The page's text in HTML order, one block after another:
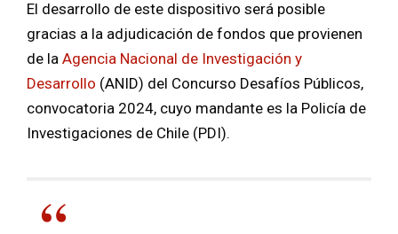
El desarrollo de este dispositivo será posible
gracias a la adjudicación de fondos que provienen
de la Agencia Nacional de Investigación y
Desarrollo (ANID) del Concurso Desafíos Públicos,
convocatoria 2024, cuyo mandante es la Policía de
Investigaciones de Chile (PDI).